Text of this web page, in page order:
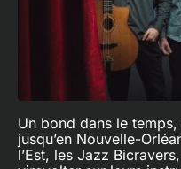
Un bond dans le
jusqu’en Nouvelle-
l’Est, les Jazz